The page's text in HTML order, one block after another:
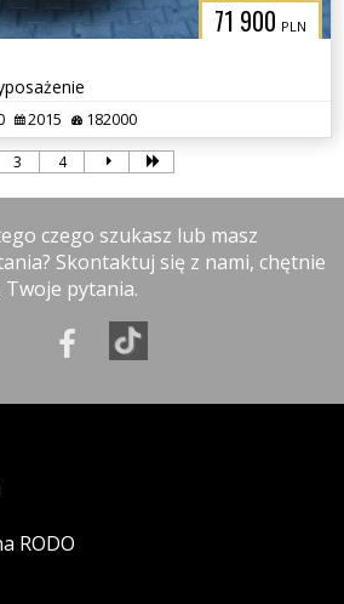
71 900 PLN
2015 182000
3 4
czego szukasz lub masz
Skontaktuj się z nami, chętnie
pytania.
RODO